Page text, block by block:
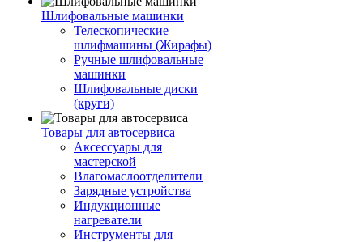
Шлифовальные машинки
Телескопические
шлифмашины (Жирафы)
Ручные шлифовальные
машинки
Шлифовальные диски
(круги)
Товары для автосервиса
Аксессуары для
мастерской
Влагомаслоотделители
Зарядные устройства
Индукционные
нагреватели
Инструменты для